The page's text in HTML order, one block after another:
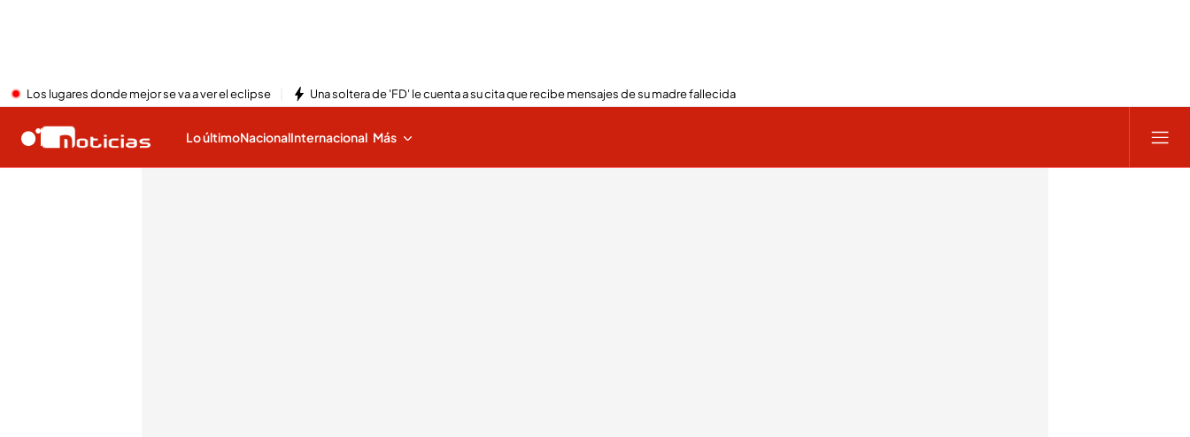
Los lugares donde mejor se va a ver el eclipse Una soltera de 'FD' le cuenta a su cita que recibe mensajes de su madre fallecida
Lo últimoNacionalInternacional Más